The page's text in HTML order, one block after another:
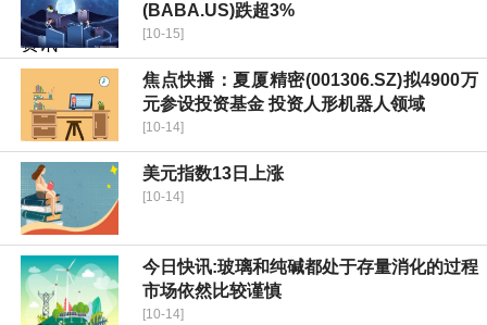
(BABA.US)跌超3%
[10-15]
焦点快播：夏厦精密(001306.SZ)拟4900万
元参设投资基金 投资人形机器人领域
[10-14]
美元指数13日上涨
[10-14]
今日快讯:玻璃和纯碱都处于存量消化的过程
市场依然比较谨慎
[10-14]